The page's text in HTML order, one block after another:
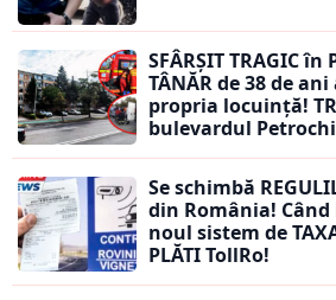
SFÂRȘIT TRAGIC
TÂNĂR de 38 de
propria locuință!
bulevardul
Se schimbă
din România!
noul sistem de
PLĂTI TollRo!